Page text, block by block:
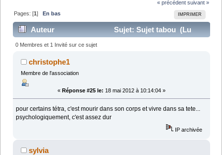
« précédent suivant »
IMPRIMER
Pages: [1] En bas
Auteur
Sujet: Sujet tabou (Lu
19912 fois)
0 Membres et 1 Invité sur ce sujet
christophe1
Membre de l'association
« Réponse #25 le: 18 mai 2012 à 10:14:04 »
pour certains tétra, c'est mourir dans son corps et vivre dans sa tete...
psychologiquement, c'est assez dur
IP archivée
sylvia